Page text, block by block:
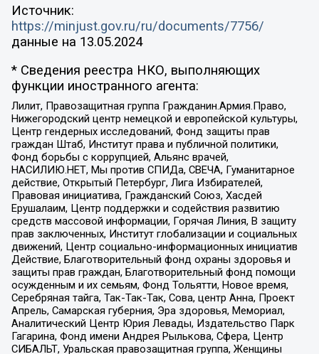
Источник:
https://minjust.gov.ru/ru/documents/7756/
данные на 13.05.2024
* Сведения реестра НКО, выполняющих
функции иностранного агента:
Лилит, Правозащитная группа Гражданин.Армия.Право,
Нижегородский центр немецкой и европейской культуры,
Центр гендерных исследований, Фонд защиты прав
граждан Штаб, Институт права и публичной политики,
Фонд борьбы с коррупцией, Альянс врачей,
НАСИЛИЮ.НЕТ, Мы против СПИДа, СВЕЧА, Гуманитарное
действие, Открытый Петербург, Лига Избирателей,
Правовая инициатива, Гражданский Союз, Хасдей
Ерушалаим, Центр поддержки и содействия развитию
средств массовой информации, Горячая Линия, В защиту
прав заключенных, Институт глобализации и социальных
движений, Центр социально-информационных инициатив
Действие, Благотворительный фонд охраны здоровья и
защиты прав граждан, Благотворительный фонд помощи
осужденным и их семьям, Фонд Тольятти, Новое время,
Серебряная тайга, Так-Так-Так, Сова, центр Анна, Проект
Апрель, Самарская губерния, Эра здоровья, Мемориал,
Аналитический Центр Юрия Левады, Издательство Парк
Гагарина, Фонд имени Андрея Рылькова, Сфера, Центр
СИБАЛЬТ, Уральская правозащитная группа, Женщины